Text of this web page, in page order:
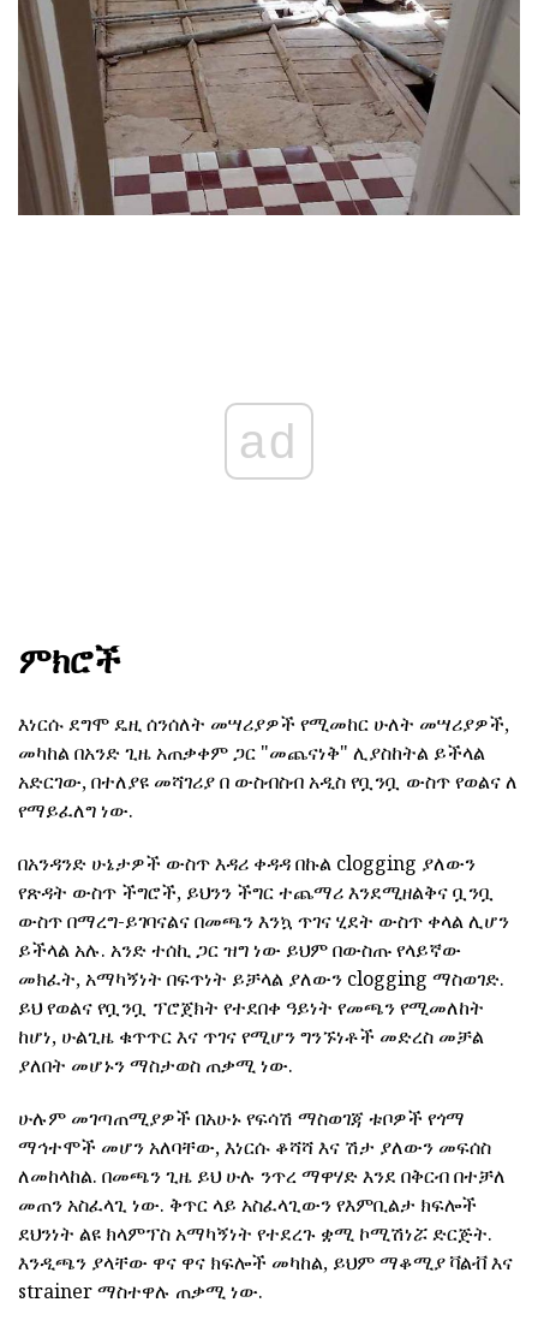
ad
ምክሮች
እነርሱ ደግሞ ዴዚ ሰንሰለት መሣሪያዎች የሚመከር ሁለት መሣሪያዎች,
መካከል በአንድ ጊዜ አጠቃቀም ጋር "መጨናነቅ" ሊያስከትል ይችላል
አድርገው, በተለያዩ መሻገሪያ በ ውስብስብ አዲስ የቧንቧ ውስጥ የወልና ለ
የማይፈለግ ነው.
በአንዳንድ ሁኔታዎች ውስጥ እዳሪ ቀዳዳ በኩል clogging ያለውን
የጽዳት ውስጥ ችግሮች, ይህንን ችግር ተጨማሪ እንደሚዘልቅና ቧንቧ
ውስጥ በማረግ-ይገባናልና በመጫን እንኳ ጥገና ሂደት ውስጥ ቀላል ሊሆን
ይችላል አሉ. አንድ ተሰኪ ጋር ዝግ ነው ይህም በውስጡ የላይኛው
መክፈት, አማካኝነት በፍጥነት ይቻላል ያለውን clogging ማስወገድ.
ይህ የወልና የቧንቧ ፕሮጀክት የተደበቀ ዓይነት የመጫን የሚመለከት
ከሆነ, ሁልጊዜ ቁጥጥር እና ጥገና የሚሆን ግንኙነቶች መድረስ መቻል
ያለበት መሆኑን ማስታወስ ጠቃሚ ነው.
ሁሉም መገጣጠሚያዎች በአሁኑ የፍሳሽ ማስወገጃ ቱቦዎች የጎማ
ማኅተሞች መሆን አለባቸው, እነርሱ ቆሻሻ እና ሽታ ያለውን መፍሰስ
ለመከላከል. በመጫን ጊዜ ይህ ሁሉ ንጥረ ማዋሃድ እንደ በቅርብ በተቻለ
መጠን አስፈላጊ ነው. ቅጥር ላይ አስፈላጊውን የእምቢልታ ክፍሎች
ደህንነት ልዩ ክላምፕስ አማካኝነት የተደረጉ ቋሚ ኮሚሽነሯ ድርጅት.
እንዲጫን ያላቸው ዋና ዋና ክፍሎች መካከል, ይህም ማቆሚያ ቫልቭ እና
strainer ማስተዋሉ ጠቃሚ ነው.